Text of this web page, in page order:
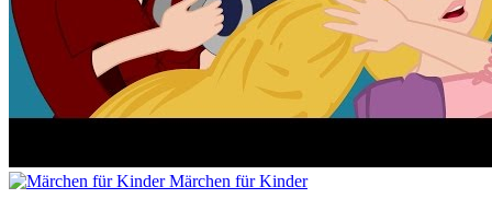
Märchen für Kinder